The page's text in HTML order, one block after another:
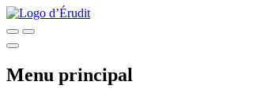
Menu principal